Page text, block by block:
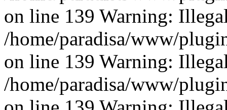
on line 139 Warning:
/home/paradisa/www/
on line 139 Warning:
/home/paradisa/www/